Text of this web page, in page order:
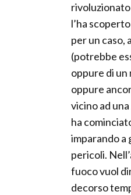
rivoluzionato
l’ha
per un caso,
(potrebbe
oppure di un
oppure
vicino ad una
ha
imparando a
pericoli.
fuoco vuol
decorso